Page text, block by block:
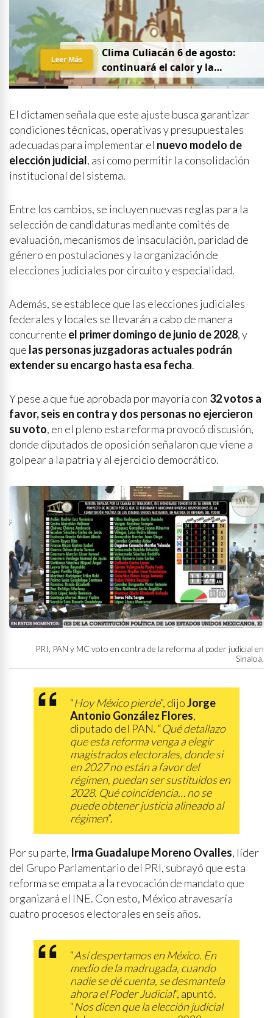
Clima Culiacán 6 de agosto:
continuará el calor y la
probabilidad de lluvia
Leer Más
El dictamen señala que este ajuste busca garantizar
condiciones técnicas, operativas y presupuestales
adecuadas para implementar el nuevo modelo de
elección judicial, así como permitir la consolidación
institucional del sistema.
Entre los cambios, se incluyen nuevas reglas para la
selección de candidaturas mediante comités de
evaluación, mecanismos de insaculación, paridad de
género en postulaciones y la organización de
elecciones judiciales por circuito y especialidad.
Además, se establece que las elecciones judiciales
federales y locales se llevarán a cabo de manera
concurrente el primer domingo de junio de 2028, y
que las personas juzgadoras actuales podrán
extender su encargo hasta esa fecha.
Y pese a que fue aprobada por mayoría con 32 votos a
favor, seis en contra y dos personas no ejercieron
su voto, en el pleno esta reforma provocó discusión,
donde diputados de oposición señalaron que viene a
golpear a la patria y al ejercicio democrático.
PRI, PAN y MC voto en contra de la reforma al poder judicial en
Sinaloa.
“Hoy México pierde”, dijoJorge
Antonio González Flores,
diputado del PAN. “Qué detallazo
que esta reforma venga a elegir
magistrados electorales, donde si
en 2027 no están a favor del
régimen, puedan ser sustituidos en
2028. Qué coincidencia… no se
puede obtener justicia alineado al
régimen”.
Por su parte, Irma Guadalupe Moreno Ovalles, líder
del Grupo Parlamentario del PRI, subrayó que esta
reforma se empata a la revocación de mandato que
organizará el INE. Con esto, México atravesaría
cuatro procesos electorales en seis años.
“Así despertamos en México. En
medio de la madrugada, cuando
nadie se dé cuenta, se desmantela
ahora el Poder Judicial”, apuntó.
“Nos dicen que la elección judicial